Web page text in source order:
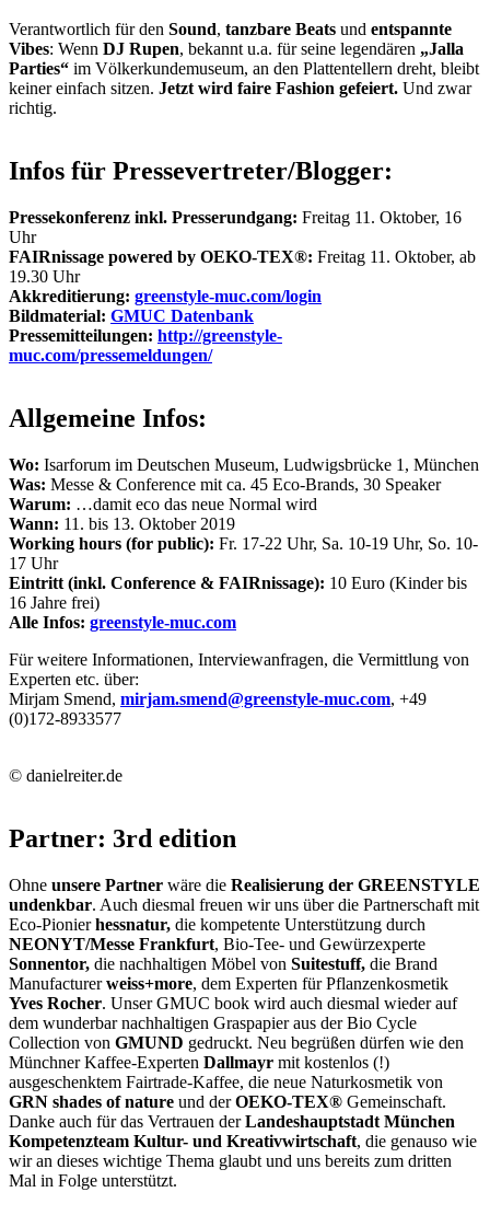
Verantwortlich für den Sound, tanzbare Beats und entspannte
Vibes: Wenn DJ Rupen, bekannt u.a. für seine legendären „Jalla
Parties“ im Völkerkundemuseum, an den Plattentellern dreht, bleibt
keiner einfach sitzen. Jetzt wird faire Fashion gefeiert. Und zwar
richtig.
Infos für Pressevertreter/Blogger:
Pressekonferenz inkl. Presserundgang: Freitag 11. Oktober, 16
Uhr
FAIRnissage powered by OEKO-TEX®: Freitag 11. Oktober, ab
19.30 Uhr
Akkreditierung: greenstyle-muc.com/login
Bildmaterial: GMUC Datenbank
Pressemitteilungen: http://greenstyle-
muc.com/pressemeldungen/
Allgemeine Infos:
Wo: Isarforum im Deutschen Museum, Ludwigsbrücke 1, München
Was: Messe & Conference mit ca. 45 Eco-Brands, 30 Speaker
Warum: …damit eco das neue Normal wird
Wann: 11. bis 13. Oktober 2019
Working hours (for public): Fr. 17-22 Uhr, Sa. 10-19 Uhr, So. 10-
17 Uhr
Eintritt (inkl. Conference & FAIRnissage): 10 Euro (Kinder bis
16 Jahre frei)
Alle Infos: greenstyle-muc.com
Für weitere Informationen, Interviewanfragen, die Vermittlung von
Experten etc. über:
Mirjam Smend, mirjam.smend@greenstyle-muc.com, +49
(0)172-8933577
© danielreiter.de
Partner: 3rd edition
Ohne unsere Partner wäre die Realisierung der GREENSTYLE
undenkbar. Auch diesmal freuen wir uns über die Partnerschaft mit
Eco-Pionierhessnatur, die kompetente Unterstützung durch
NEONYT/Messe Frankfurt, Bio-Tee- und Gewürzexperte
Sonnentor, die nachhaltigen Möbel von Suitestuff, die Brand
Manufacturerweiss+more, dem Experten für Pflanzenkosmetik
Yves Rocher. Unser GMUC book wird auch diesmal wieder auf
dem wunderbar nachhaltigen Graspapier aus der Bio Cycle
Collection von GMUND gedruckt. Neu begrüßen dürfen wie den
Münchner Kaffee-Experten Dallmayr mit kostenlos (!)
ausgeschenktem Fairtrade-Kaffee, die neue Naturkosmetik von
GRN shades of nature und derOEKO-TEX® Gemeinschaft.
Danke auch für das Vertrauen derLandeshauptstadt München
Kompetenzteam Kultur- und Kreativwirtschaft, die genauso wie
wir an dieses wichtige Thema glaubt und uns bereits zum dritten
Mal in Folge unterstützt.